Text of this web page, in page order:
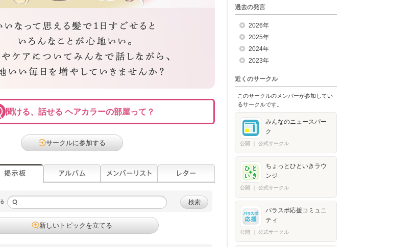
聞ける、話せる ヘアカラーの部屋って？
サークルに参加する
検索
新しいトピックを立てる
過去の発言
2026年
2025年
2024年
2023年
近くのサークル
このサークルのメンバーが参加してい
るサークルです。
みんなのニュースパー
ク
公開 公式サークル
ちょっとひといきラウ
ンジ
公開 公式サークル
パラスポ応援コミュニ
ティ
公開 公式サークル